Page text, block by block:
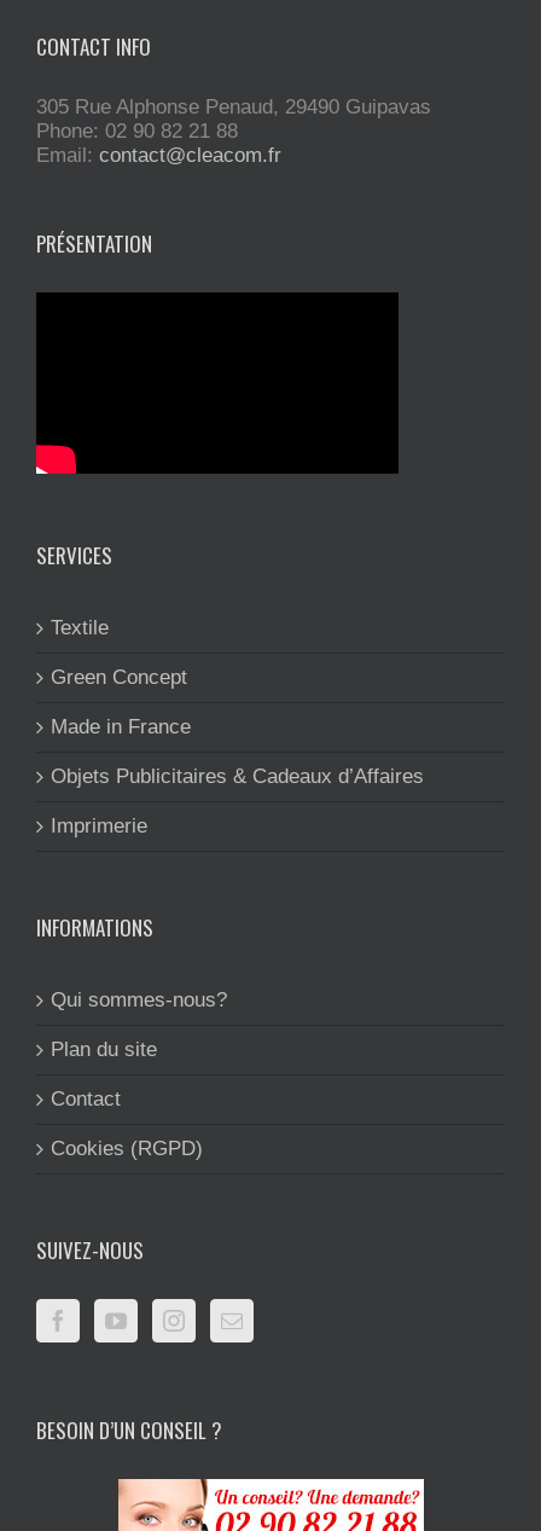
CONTACT INFO
305 Rue Alphonse Penaud, 29490 Guipavas
Phone: 02 90 82 21 88
Email: contact@cleacom.fr
PRÉSENTATION
SERVICES
Textile
Green Concept
Made in France
Objets Publicitaires & Cadeaux d’Affaires
Imprimerie
INFORMATIONS
Qui sommes-nous?
Plan du site
Contact
Cookies (RGPD)
SUIVEZ-NOUS
BESOIN D’UN CONSEIL ?